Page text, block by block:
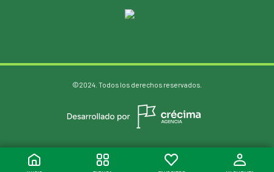
©2024. Todos los derechos reservados.